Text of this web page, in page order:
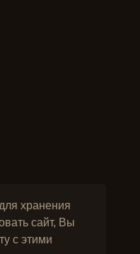
хранения
сайт, Вы
с этими